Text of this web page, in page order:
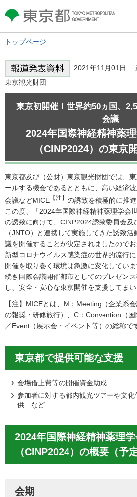
東京都 TOKYO METROPOLITAN
GOVERNMENT
トップページ
2021年11月01日
東京観光財団
東京初開催！世界約50ヵ国、
会議
2024年国際神経精神薬
（CINP2024）の東京
東京都及び（公財）東京観光財団では、
ールする機会であるとともに、高い経済
会議などMICE 【注】 の誘致を積極的に推進
この度、「2024年国際神経精神薬理学会
の誘致に向けて、CINP2024誘致委員会及
（JNTO）と連携して実施してきた誘致
議を開催することが決定されましたのでお
新型コロナウイルス感染症の世界的流行
開催を取り巻く環境は急激に変化してい
続き国際会議開催都市としてのプレゼン
し、安全・安心な東京開催を支援してまい
【注】MICEとは、M：Meeting（企業系
の報奨・研修旅行）、C：Convention（
／Event（展示会・イベント等）の総称で
東京都で提供可能な支援
会場借上費等の開催資金助成
参加者に対する都内観光ツアーや文
供 など
2024年国際神経精神薬理
（CINP2024）の概要（予定
会期